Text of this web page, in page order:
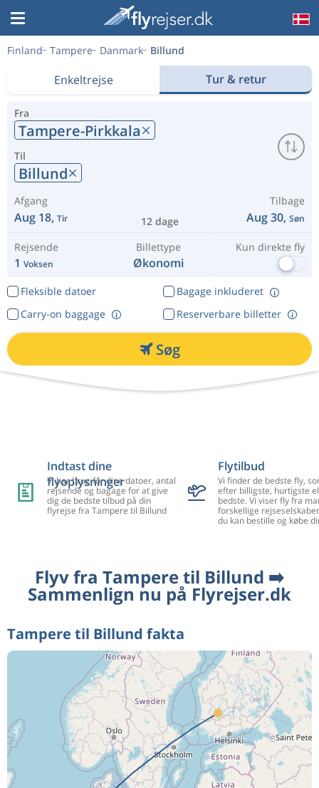
Finland Tampere Danmark Billund
Enkeltrejse Tur & retur
Fra
Tampere-Pirkkala
Til
Billund
Afgang
Aug 18, Tir 12 dage
Tilbage
Aug 30, Søn
Rejsende
1 Voksen
Billettype
Økonomi
Kun direkte fly
Fleksible datoer
Bagage inkluderet
Reserverbare billetter
Carry-on baggage
Søg
Indtast dine
flyoplysninger
Vi har brug for dine datoer, antal
rejsende og bagage for at give
dig de bedste tilbud på din
flyrejse fra Tampere til Billund
Flytilbud
Vi finder de bedste fly,
efter billigste, hurtigste
bedste. Vi viser fly fra
forskellige
du kan bestille og købe
Flyv fra Tampere til Billund ➡️
Sammenlign nu på Flyrejser.dk
Tampere til Billund fakta